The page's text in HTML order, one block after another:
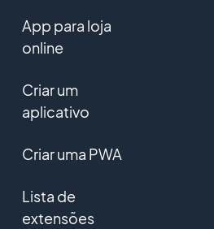
App para loja
online
Criar um
aplicativo
Criar uma PWA
Lista de
extensões